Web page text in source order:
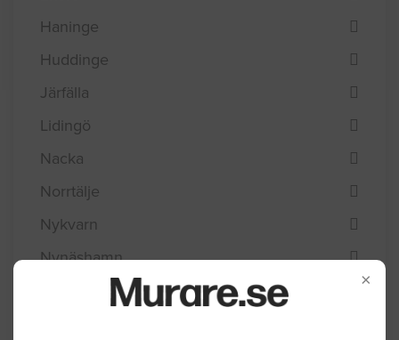
×
Haninge
Huddinge
Järfälla
Lidingö
Nacka
Norrtälje
Nykvarn
Nynäshamn